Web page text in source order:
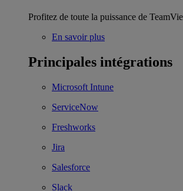
Profitez de toute la puissance de
En savoir plus
Principales intégrations
Microsoft Intune
ServiceNow
Freshworks
Jira
Salesforce
Slack